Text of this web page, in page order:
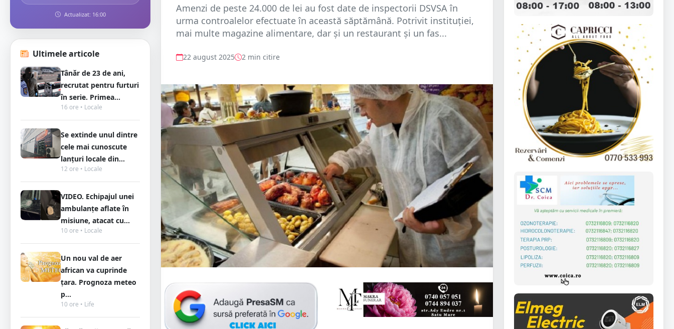
Actualizat: 16:00
Ultimele articole
Tânăr de 23 de ani,
recrutat pentru furturi
în serie. Primea...
16 ore • Locale
Se extinde unul dintre
cele mai cunoscute
lanțuri locale din...
12 ore • Locale
VIDEO. Echipajul unei
ambulanțe aflate în
misiune, atacat cu...
10 ore • Locale
Un nou val de aer
african va cuprinde
țara. Prognoza meteo
p...
10 ore • Life
Amenzi de peste 24.000 de lei au fost date de inspectorii DSVSA în
urma controalelor efectuate în această săptămână. Potrivit instituției,
mai multe magazine alimentare, dar și un restaurant și un fas...
22 august 2025 2 min citire